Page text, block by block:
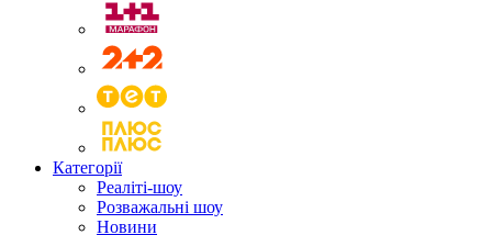
Категорії
Реаліті-шоу
Розважальні шоу
Новини